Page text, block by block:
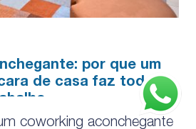
por que um
de casa faz toda a
coworking aconchegante